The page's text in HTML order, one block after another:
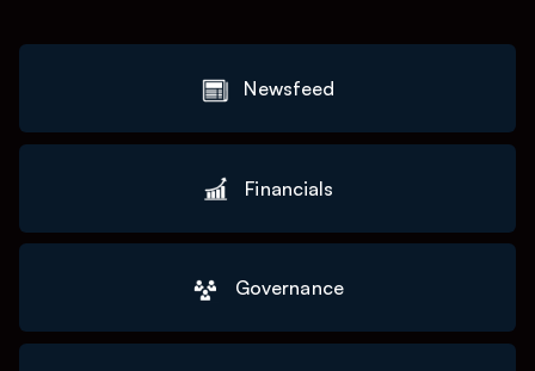
Newsfeed
Financials
Governance